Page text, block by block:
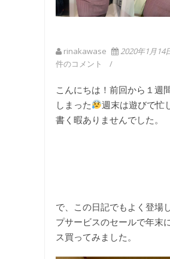
rinakawase 2020年1月14
件のコメント
こんにちは！前回から１週
しまった
週末は遊びで忙
書く暇ありませんでした。
で、この日記でもよく登場
プサービスのセールで年末
ス買ってみました。